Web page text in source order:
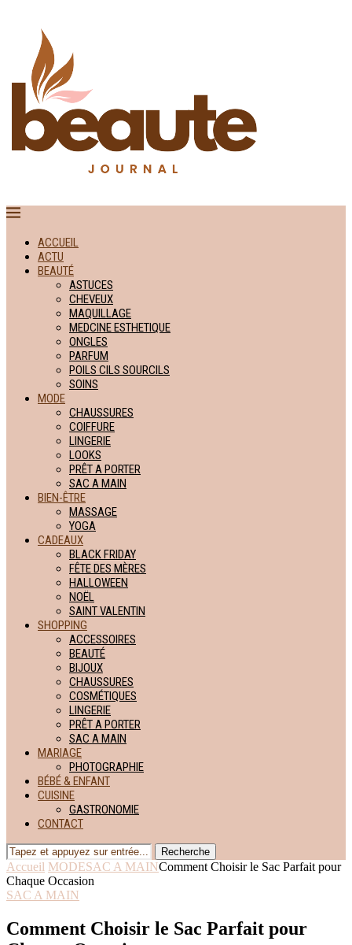
ACCUEIL
ACTU
BEAUTÉ
ASTUCES
CHEVEUX
MAQUILLAGE
MEDCINE ESTHETIQUE
ONGLES
PARFUM
POILS CILS SOURCILS
SOINS
MODE
CHAUSSURES
COIFFURE
LINGERIE
LOOKS
PRÊT A PORTER
SAC A MAIN
BIEN-ÊTRE
MASSAGE
YOGA
CADEAUX
BLACK FRIDAY
FÊTE DES MÈRES
HALLOWEEN
NOËL
SAINT VALENTIN
SHOPPING
ACCESSOIRES
BEAUTÉ
BIJOUX
CHAUSSURES
COSMÉTIQUES
LINGERIE
PRÊT A PORTER
SAC A MAIN
MARIAGE
PHOTOGRAPHIE
BÉBÉ & ENFANT
CUISINE
GASTRONOMIE
CONTACT
Recherche
Accueil MODESAC A MAINComment Choisir le Sac Parfait pour
Chaque Occasion
SAC A MAIN
Comment Choisir le Sac Parfait pour